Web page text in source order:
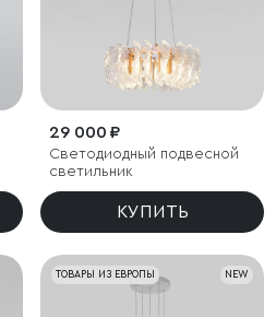
29 000 ₽
Светодиодный подвесной
светильник
КУПИТЬ
NEW
ТОВАРЫ ИЗ ЕВРОПЫ